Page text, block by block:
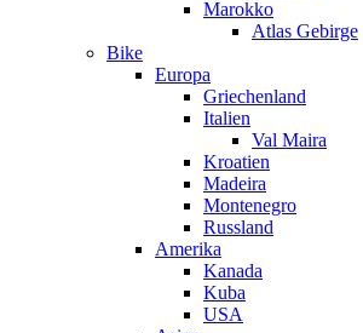
Marokko
Atlas Gebirge
Bike
Europa
Griechenland
Italien
Val Maira
Kroatien
Madeira
Montenegro
Russland
Amerika
Kanada
Kuba
USA